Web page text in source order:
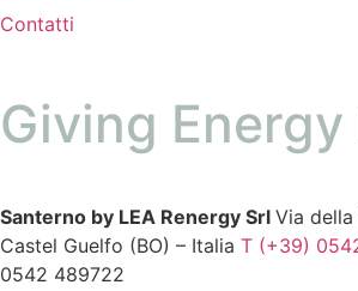
Contatti
Giving
Santerno by LEA Renergy Srl Via
Castel Guelfo (BO) – Italia T (+39)
0542 489722